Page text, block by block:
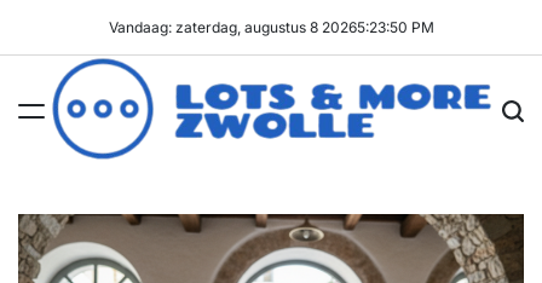
inhoud
Vandaag: zaterdag, augustus 8 20265:23:51 PM
&
More
Zwolle